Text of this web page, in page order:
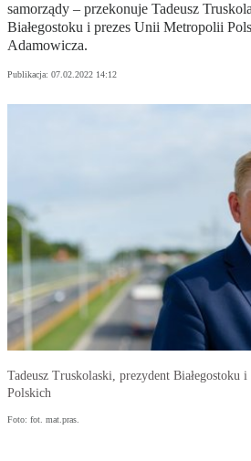
samorządy – przekonuje Tadeusz
Białegostoku i prezes Unii Metropolii
Adamowicza.
Publikacja: 07.02.2022 14:12
Tadeusz Truskolaski, prezydent
Polskich
Foto: fot. mat.pras.